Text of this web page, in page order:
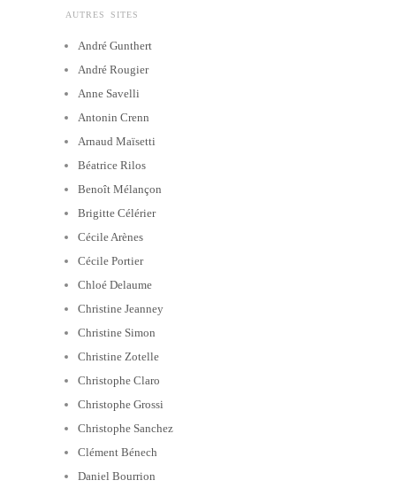
AUTRES SITES
André Gunthert
André Rougier
Anne Savelli
Antonin Crenn
Arnaud Maïsetti
Béatrice Rilos
Benoît Mélançon
Brigitte Célérier
Cécile Arènes
Cécile Portier
Chloé Delaume
Christine Jeanney
Christine Simon
Christine Zotelle
Christophe Claro
Christophe Grossi
Christophe Sanchez
Clément Bénech
Daniel Bourrion